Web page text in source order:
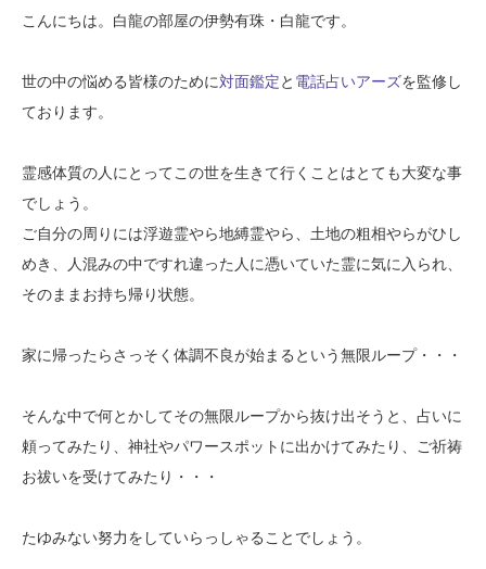
こんにちは。白龍の部屋の伊勢有珠・白龍です。
世の中の悩める皆様のために対面鑑定と 電話占いアーズを監修し
ております。
霊感体質の人にとってこの世を生きて行くことはとても大変な事
でしょう。
ご自分の周りには浮遊霊やら地縛霊やら、土地の粗相やらがひし
めき、人混みの中ですれ違った人に憑いていた霊に気に入られ、
そのままお持ち帰り状態。
家に帰ったらさっそく体調不良が始まるという無限ループ・・・
そんな中で何とかしてその無限ループから抜け出そうと、占いに
頼ってみたり、神社やパワースポットに出かけてみたり、ご祈祷
お祓いを受けてみたり・・・
たゆみない努力をしていらっしゃることでしょう。